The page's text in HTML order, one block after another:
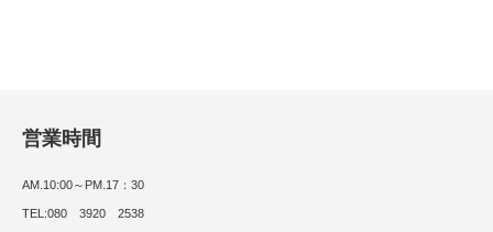
営業時間
AM.10:00～PM.17：30
TEL:080 3920 2538